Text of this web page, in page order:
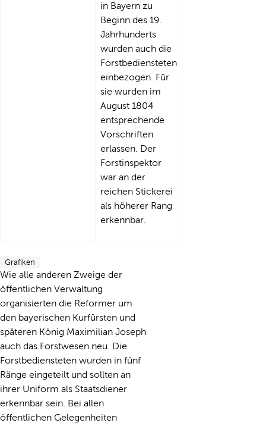
in Bayern zu
Beginn des 19.
Jahrhunderts
wurden auch die
Forstbediensteten
einbezogen. Für
sie wurden im
August 1804
entsprechende
Vorschriften
erlassen. Der
Forstinspektor
war an der
reichen Stickerei
als höherer Rang
erkennbar.
Grafiken
Wie alle anderen Zweige der
öffentlichen Verwaltung
organisierten die Reformer um
den bayerischen Kurfürsten und
späteren König Maximilian Joseph
auch das Forstwesen neu. Die
Forstbediensteten wurden in fünf
Ränge eingeteilt und sollten an
ihrer Uniform als Staatsdiener
erkennbar sein. Bei allen
öffentlichen Gelegenheiten